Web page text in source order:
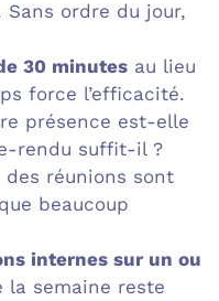
Sans ordre du jour,
30 minutes au lieu
force l’efficacité.
présence est-elle
rendu suffit-il ?
des réunions sont
beaucoup
internes sur un ou
la semaine reste